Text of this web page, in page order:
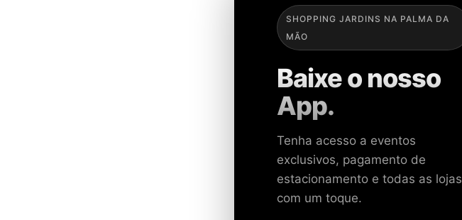
SHOPPING JARDINS NA PALMA DA
MÃO
Baixe o nosso
App.
Tenha acesso a eventos
exclusivos, pagamento de
estacionamento e todas as lojas
com um toque.